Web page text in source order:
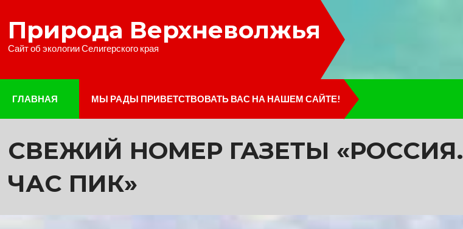
Природа Верхневолжья
Сайт об экологии Селигерского края
ГЛАВНАЯ МЫ РАДЫ ПРИВЕТСТВОВАТЬ ВАС НА НАШЕМ САЙТЕ!
СВЕЖИЙ НОМЕР ГАЗЕТЫ «РОССИЯ.
ЧАС ПИК»